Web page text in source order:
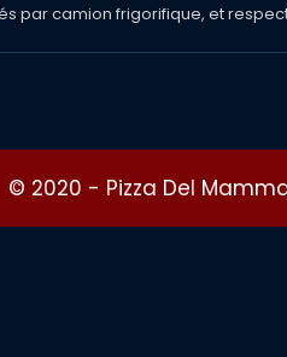
par camion frigorifique, et
© 2020 - Pizza Del